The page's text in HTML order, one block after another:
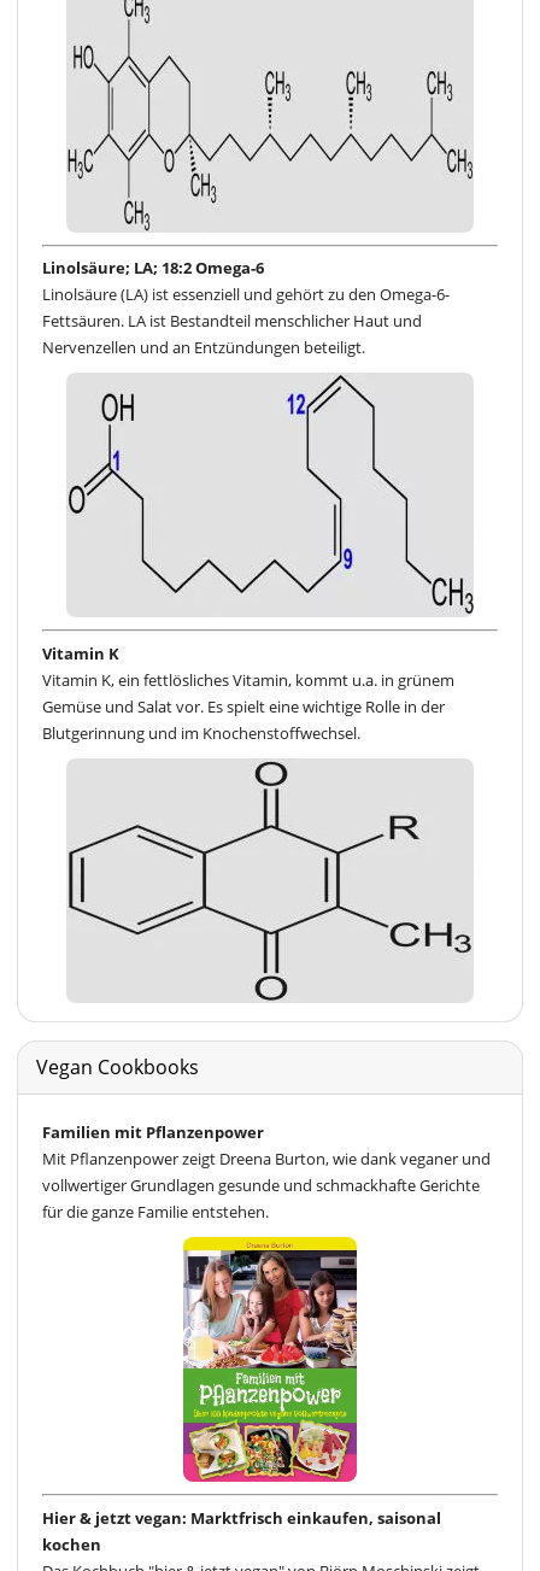
Linolsäure; LA; 18:2 Omega-6
Linolsäure (LA) ist essenziell und gehört zu den Omega-6-
Fettsäuren. LA ist Bestandteil menschlicher Haut und
Nervenzellen und an Entzündungen beteiligt.
Vitamin K
Vitamin K, ein fettlösliches Vitamin, kommt u.a. in grünem
Gemüse und Salat vor. Es spielt eine wichtige Rolle in der
Blutgerinnung und im Knochenstoffwechsel.
Vegan Cookbooks
Familien mit Pflanzenpower
Mit Pflanzenpower zeigt Dreena Burton, wie dank veganer und
vollwertiger Grundlagen gesunde und schmackhafte Gerichte
für die ganze Familie entstehen.
Hier & jetzt vegan: Marktfrisch einkaufen, saisonal
kochen